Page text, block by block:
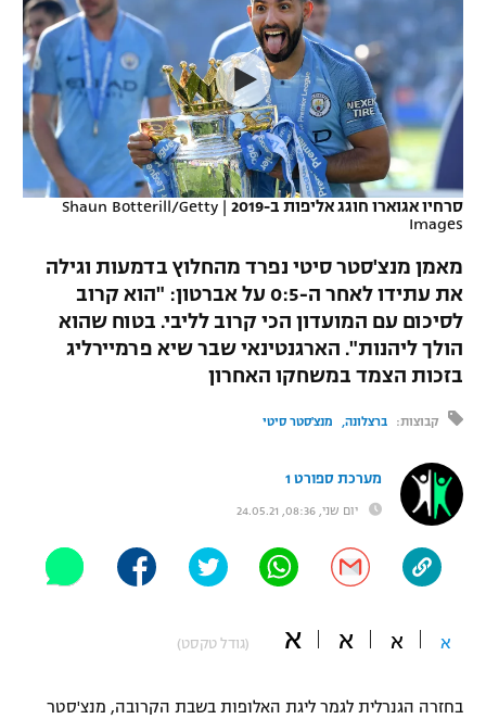
VOD
רץ ברשת
תוצאות
לוח שידורים
ברחבה
"מחצית בשכונה" – פודקאסט
משתתפים וזוכים בפרסים
תקנון משתתפים וזוכים בפרסים
תקנון עבור פעילות אלקטרה
מכבי חיפה
בית"ר ירושלים
מכבי תל אביב
הפועל תל אביב
הפועל חיפה
הפועל באר שבע
ליגה ספרדית
ליגה איטלקית
ליגה צרפתית
ליגה הולנדית
ליגה טורקית
ליגה סינית
ליגה ברזילאית
ליגות נוספות
כדורסל נשים
מכבי תל אביב
הפועל חולון
הפועל ירושלים
דני אבדיה
יורוליג
יורוקאפ
כדוריד
כדורעף
שחייה
ג'ודו
אגרוף
ספורט אולימפי
UFC
היאבקות WWE
אופניים
ספורט מוטורי
כדורמים
סרחיו אגוארו חוגג אליפות ב-2019 |
Shaun Botterill/Getty
Images
מאמן מנצ'סטר סיטי נפרד מהחלוץ בדמעות וגילה
את עתידו לאחר ה-0:5 על אברטון: "הוא קרוב
לסיכום עם המועדון הכי קרוב לליבי. בטוח שהוא
הולך ליהנות". הארגנטינאי שבר שיא פרמיירליג
בזכות הצמד במשחקו האחרון
קבוצות: ברצלונה מנצ'סטר סיטי
מערכת ספורט 1
יום שני, 08:36, 24.05.21
א א א א (גודל טקסט)
בחזרה הגנרלית לגמר ליגת האלופות בשבת הקרובה, מנצ'סטר